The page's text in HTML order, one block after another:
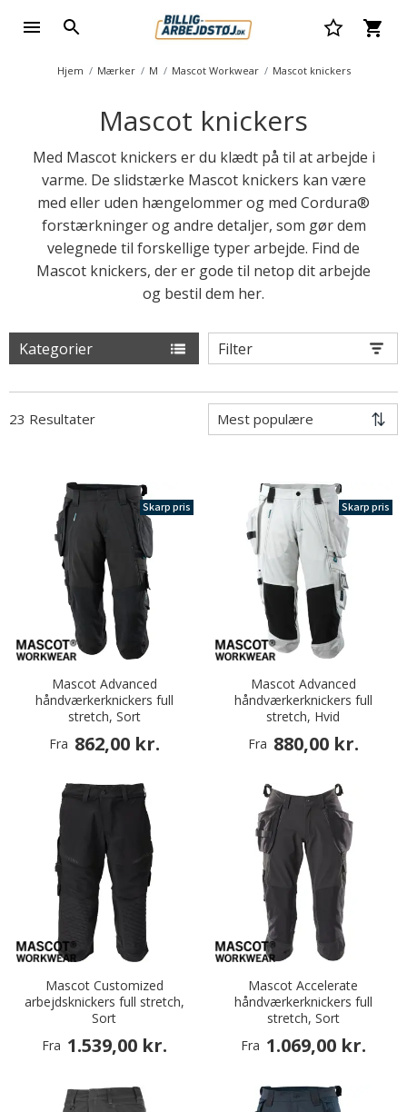
Hjem Mærker M Mascot Workwear Mascot knickers
Mascot knickers
Med Mascot knickers er du klædt på til at arbejde i
varme. De slidstærke Mascot knickers kan være
med eller uden hængelommer og med Cordura®
forstærkninger og andre detaljer, som gør dem
velegnede til forskellige typer arbejde. Find de
Mascot knickers, der er gode til netop dit arbejde
og bestil dem her.
Kategorier Filter
23 Resultater
Skarp pris
Mascot Advanced
håndværkerknickers full
stretch, Sort
Fra 862,00 kr.
Skarp pris
Mascot Advanced
håndværkerknickers full
stretch, Hvid
Fra 880,00 kr.
Mascot Customized
arbejdsknickers full stretch,
Sort
Fra 1.539,00 kr.
Mascot Accelerate
håndværkerknickers full
stretch, Sort
Fra 1.069,00 kr.